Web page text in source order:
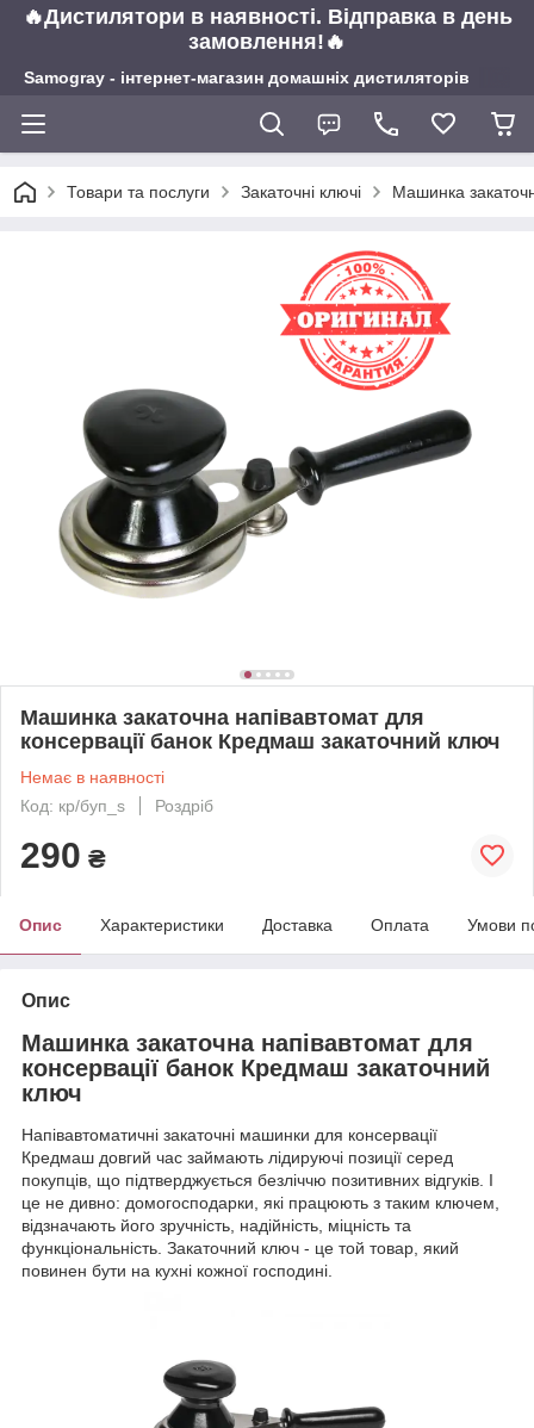
🔥Дистилятори в наявності. Відправка в день
замовлення!🔥
Samogray - інтернет-магазин домашніх дистиляторів
Товари та послуги Закаточні ключі Машинка
Машинка закаточна напівавтомат для
консервації банок Кредмаш закаточний ключ
Немає в наявності
Код: кр/буп_s
Роздріб
290 ₴
Опис Характеристики Доставка Оплата Умови
Опис
Машинка закаточна напівавтомат для
консервації банок Кредмаш закаточний
ключ
Напівавтоматичні закаточні машинки для консервації
Кредмаш довгий час займають лідируючі позиції серед
покупців, що підтверджується безліччю позитивних відгуків. І
це не дивно: домогосподарки, які працюють з таким ключем,
відзначають його зручність, надійність, міцність та
функціональність. Закаточний ключ - це той товар, який
повинен бути на кухні кожної господині.